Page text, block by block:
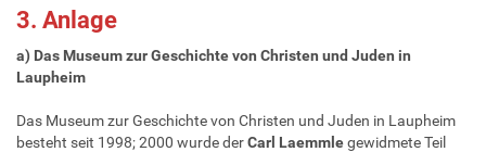
3. Anlage
a) Das Museum zur Geschichte von Christen und Juden in
Laupheim
Das Museum zur Geschichte von Christen und Juden in Laupheim
besteht seit 1998; 2000 wurde derCarl Laemmlegewidmete Teil